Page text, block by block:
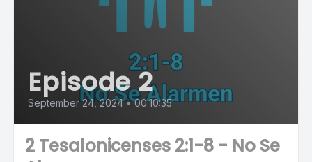
Episode 2
September 24, 2024 • 00:10:35
2 Tesalonicenses 2:1-8 - No Se